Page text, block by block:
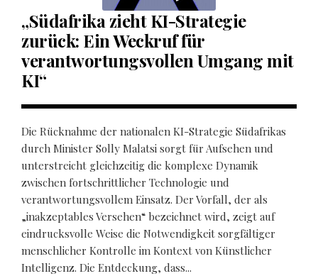
„Südafrika zieht KI-Strategie
zurück: Ein Weckruf für
verantwortungsvollen Umgang mit
KI“
Die Rücknahme der nationalen KI-Strategie Südafrikas
durch Minister Solly Malatsi sorgt für Aufsehen und
unterstreicht gleichzeitig die komplexe Dynamik
zwischen fortschrittlicher Technologie und
verantwortungsvollem Einsatz. Der Vorfall, der als
„inakzeptables Versehen“ bezeichnet wird, zeigt auf
eindrucksvolle Weise die Notwendigkeit sorgfältiger
menschlicher Kontrolle im Kontext von Künstlicher
Intelligenz. Die Entdeckung, dass...